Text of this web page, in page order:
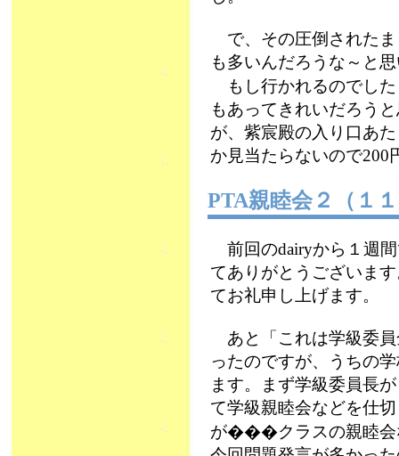
で、その圧倒されたま
も多いんだろうな～と
もし行かれるのでし
もあってきれいだろう
が、紫宸殿の入り口あ
か見当たらないので
PTA親睦会２（１
前回のdairyから１週
てありがとうございま
てお礼申し上げます。
あと「これは学級委員
ったのですが、うちの
ます。まず学級委員長
て学級親睦会などを仕
が���クラスの親睦会